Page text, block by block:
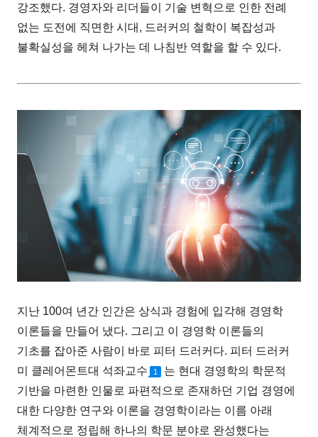
강조했다. 경영자와 리더들이 기술 변혁으로 인한 전례
없는 도전에 직면한 시대, 드러커의 철학이 복잡성과
불확실성을 헤쳐 나가는 데 나침반 역할을 할 수 있다.
지난 100여 년간 인간은 상식과 경험에 입각해 경영학
이론들을 만들어 냈다. 그리고 이 경영학 이론들의
기초를 잡아준 사람이 바로 피터 드러커다. 피터 드러커
미 클레어몬트대 석좌교수
1
는 현대 경영학의 학문적
기반을 마련한 인물로 파편적으로 존재하던 기업 경영에
대한 다양한 연구와 이론을 경영학이라는 이름 아래
체계적으로 정립해 하나의 학문 분야로 완성했다는